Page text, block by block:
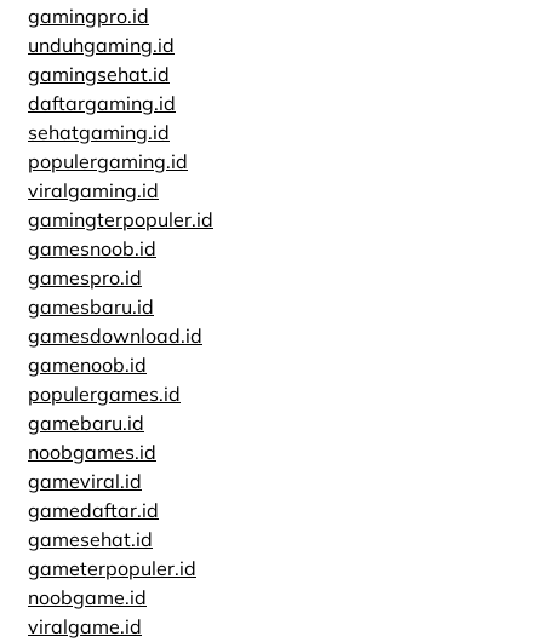
gamingpro.id
unduhgaming.id
gamingsehat.id
daftargaming.id
sehatgaming.id
populergaming.id
viralgaming.id
gamingterpopuler.id
gamesnoob.id
gamespro.id
gamesbaru.id
gamesdownload.id
gamenoob.id
populergames.id
gamebaru.id
noobgames.id
gameviral.id
gamedaftar.id
gamesehat.id
gameterpopuler.id
noobgame.id
viralgame.id